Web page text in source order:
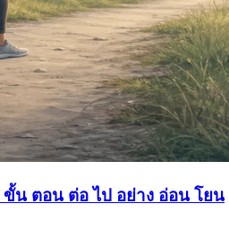
น ตอน ต่อ ไป อย่าง อ่อน โยน